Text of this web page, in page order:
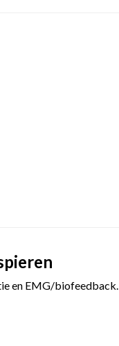
en EMG/biofeedback.